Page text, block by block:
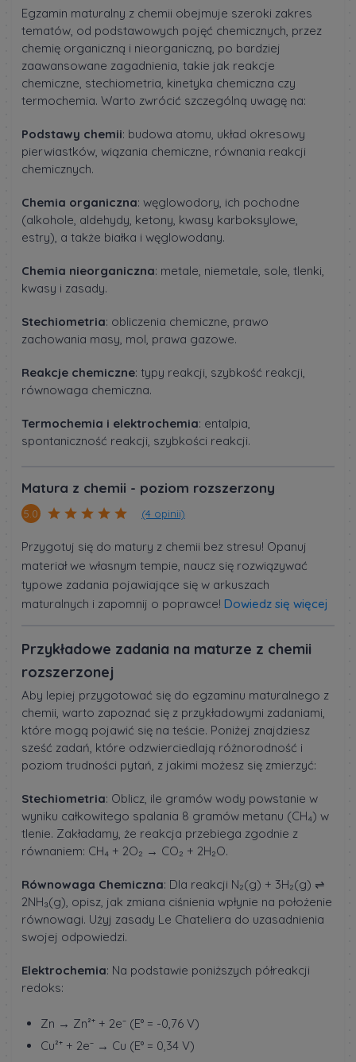
Egzamin maturalny z chemii obejmuje szeroki zakres
tematów, od podstawowych pojęć chemicznych, przez
chemię organiczną i nieorganiczną, po bardziej
zaawansowane zagadnienia, takie jak reakcje
chemiczne, stechiometria, kinetyka chemiczna czy
termochemia. Warto zwrócić szczególną uwagę na:
Podstawy chemii: budowa atomu, układ okresowy
pierwiastków, wiązania chemiczne, równania reakcji
chemicznych.
Chemia organiczna: węglowodory, ich pochodne
(alkohole, aldehydy, ketony, kwasy karboksylowe,
estry), a także białka i węglowodany.
Chemia nieorganiczna: metale, niemetale, sole, tlenki,
kwasy i zasady.
Stechiometria: obliczenia chemiczne, prawo
zachowania masy, mol, prawa gazowe.
Reakcje chemiczne: typy reakcji, szybkość reakcji,
równowaga chemiczna.
Termochemia i elektrochemia: entalpia,
spontaniczność reakcji, szybkości reakcji.
Matura z chemii - poziom rozszerzony
5.0 (4 opinii)
Przygotuj się do matury z chemii bez stresu! Opanuj
materiał we własnym tempie, naucz się rozwiązywać
typowe zadania pojawiające się w arkuszach
maturalnych i zapomnij o poprawce! Dowiedz się więcej
Przykładowe zadania na maturze z chemii
rozszerzonej
Aby lepiej przygotować się do egzaminu maturalnego z
chemii, warto zapoznać się z przykładowymi zadaniami,
które mogą pojawić się na teście. Poniżej znajdziesz
sześć zadań, które odzwierciedlają różnorodność i
poziom trudności pytań, z jakimi możesz się zmierzyć:
Stechiometria: Oblicz, ile gramów wody powstanie w
wyniku całkowitego spalania 8 gramów metanu (CH₄) w
tlenie. Zakładamy, że reakcja przebiega zgodnie z
równaniem: CH₄ + 2O₂ → CO₂ + 2H₂O.
Równowaga Chemiczna: Dla reakcji N₂(g) + 3H₂(g) ⇌
2NH₃(g), opisz, jak zmiana ciśnienia wpłynie na położenie
równowagi. Użyj zasady Le Chateliera do uzasadnienia
swojej odpowiedzi.
Elektrochemia: Na podstawie poniższych półreakcji
redoks:
Zn → Zn²⁺ + 2e⁻ (E° = -0,76 V)
Cu²⁺ + 2e⁻ → Cu (E° = 0,34 V)